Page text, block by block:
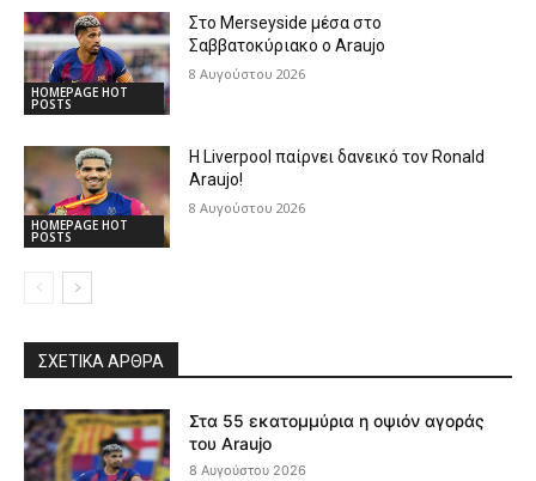
HOMEPAGE HOT
POSTS
Στο Merseyside μέσα στο
Σαββατοκύριακο ο Araujo
8 Αυγούστου 2026
HOMEPAGE HOT
POSTS
Η Liverpool παίρνει δανεικό τον Ronald
Araujo!
8 Αυγούστου 2026
ΣΧΕΤΙΚΆ ΆΡΘΡΑ
Στα 55 εκατομμύρια η οψιόν αγοράς
του Araujo
8 Αυγούστου 2026